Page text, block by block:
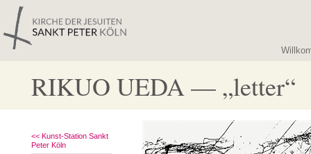
RIKUO UEDA — „letter“
<< Kunst-Station Sankt
Peter Köln